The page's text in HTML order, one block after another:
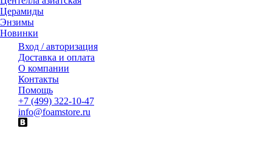
Церамиды
Энзимы
Новинки
Вход / авторизация
Доставка и оплата
О компании
Контакты
Помощь
+7 (499) 322-10-47
info@foamstore.ru